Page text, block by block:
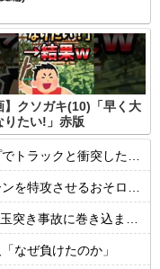
】クソガキ(10)「早く大
りたい!」赤版
衝突したドラレコが（ノ∇`）
攻させるおそロシア。
き込まれた軽バンの車載。
なぜ負けたのか」